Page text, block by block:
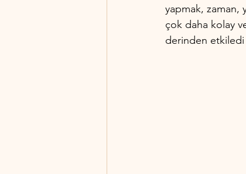
yapmak, zaman,
çok daha kolay
derinden etkiledi